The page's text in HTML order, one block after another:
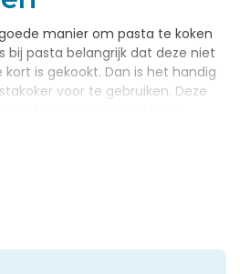
manier om pasta te koken
bij pasta belangrijk dat deze niet
is gekookt. Dan is het handig
voor te gebruiken. Deze
van Horecagemak een groot
klaarstaan. Neem dan ook